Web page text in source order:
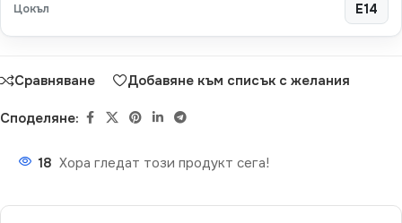
Цокъл E14
Сравняване Добавяне към списък с желания
Споделяне:
18 Хора гледат този продукт сега!